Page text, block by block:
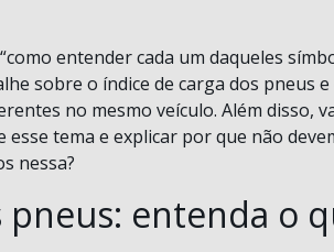
entender cada um daqueles
sobre o índice de carga dos pneus
no mesmo veículo. Além disso,
esse tema e explicar por que não
nessa?
entenda o